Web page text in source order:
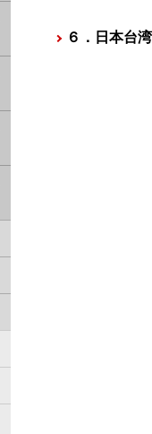
６．日本台